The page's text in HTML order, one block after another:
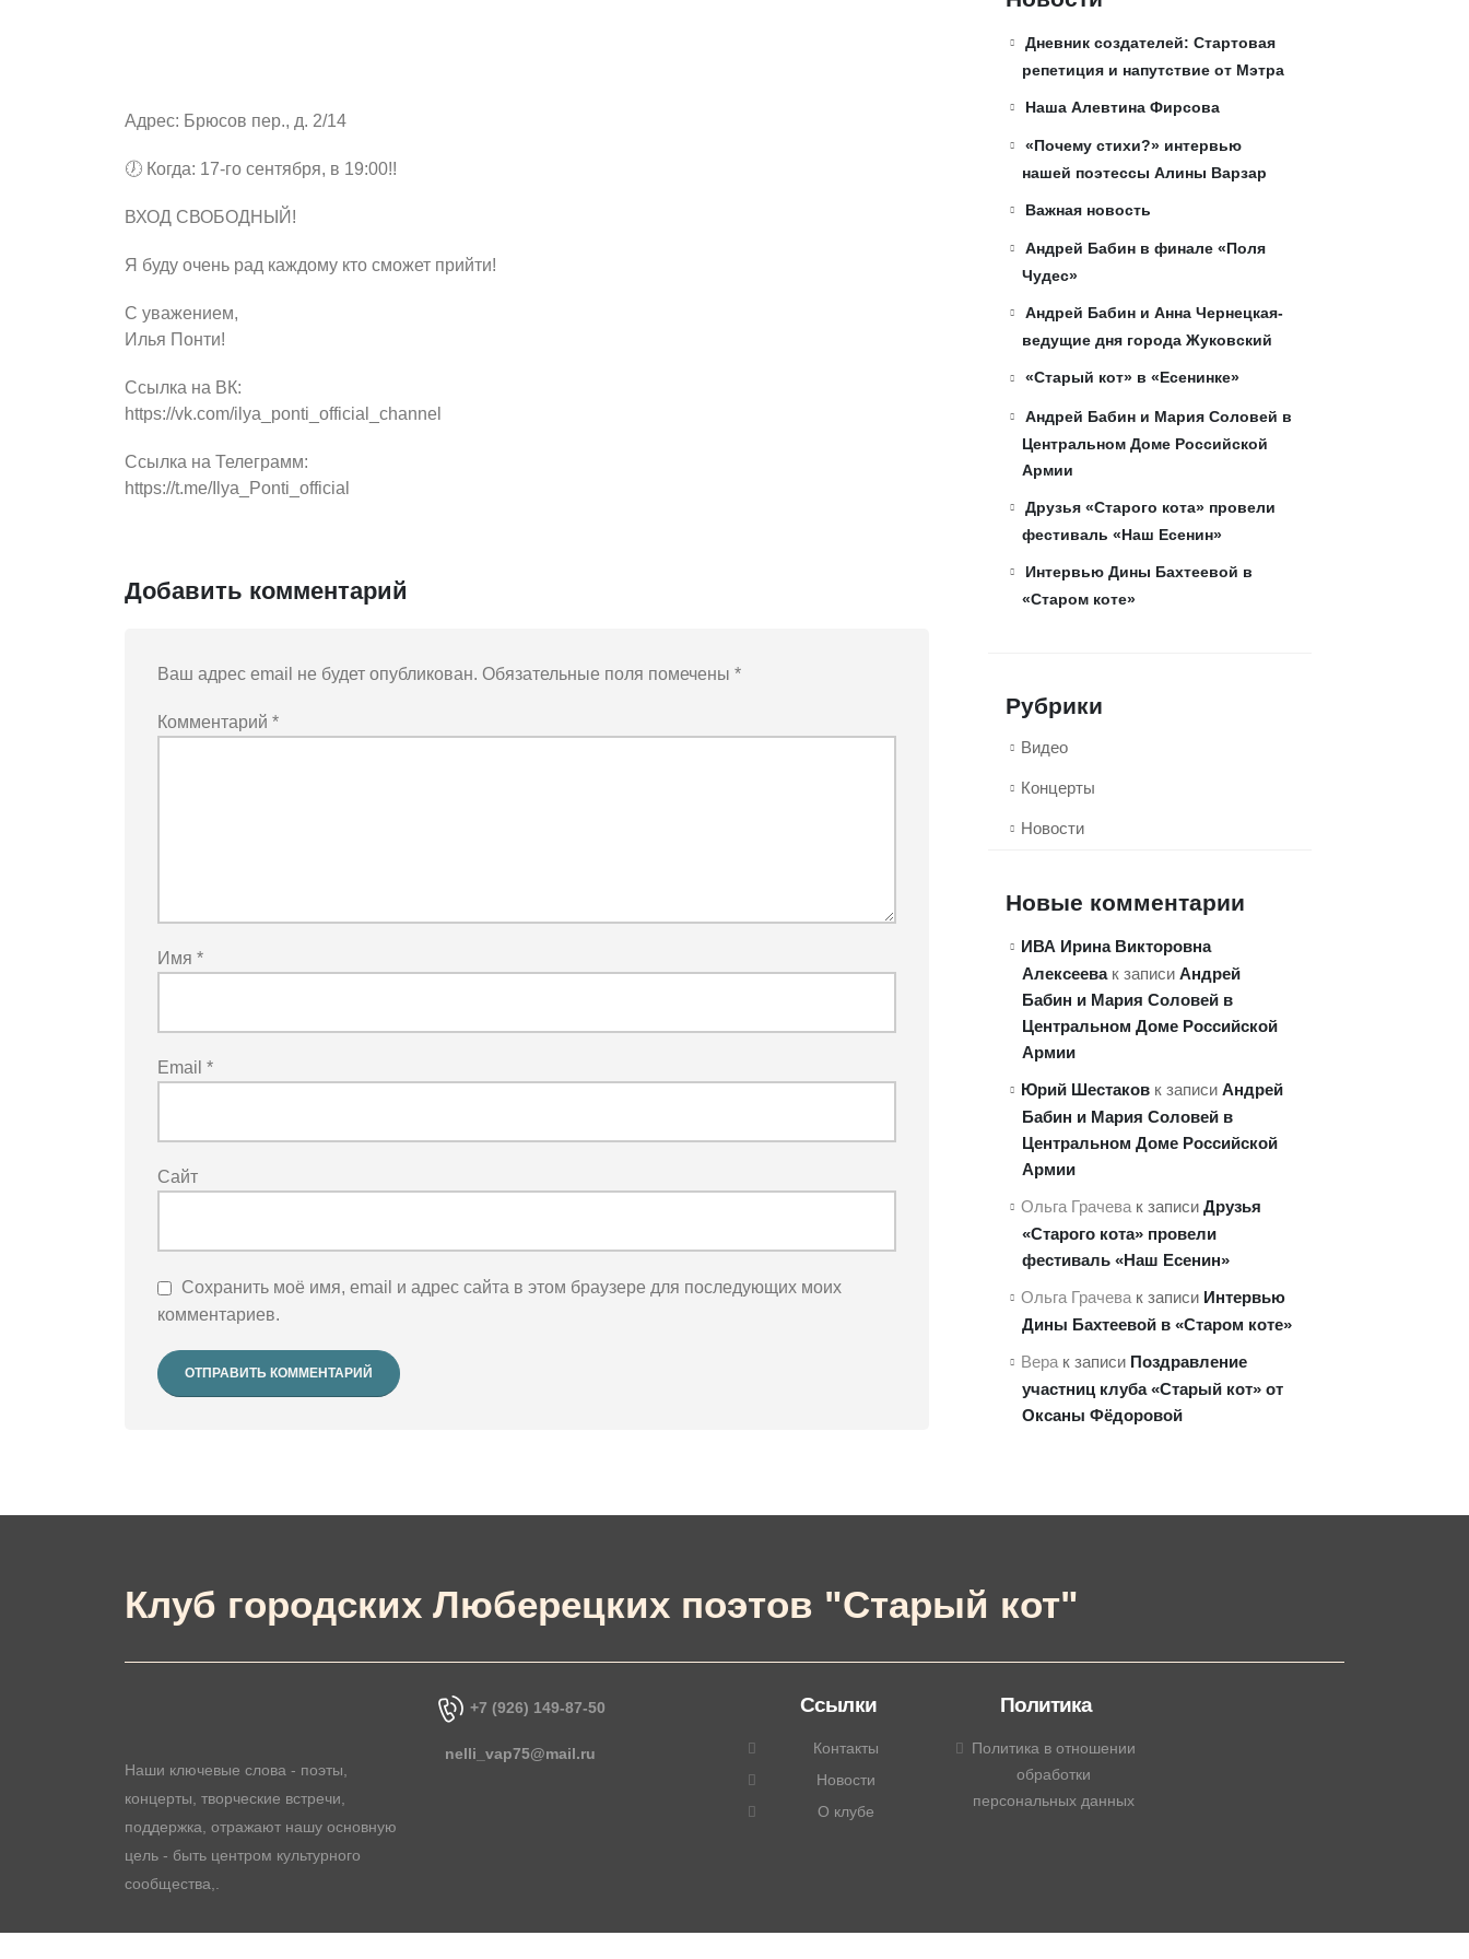
Адрес: Брюсов пер., д. 2/14
🕖 Когда: 17-го сентября, в 19:00!!
ВХОД СВОБОДНЫЙ!
Я буду очень рад каждому кто сможет прийти!
С уважением,
Илья Понти!
Ссылка на ВК:
https://vk.com/ilya_ponti_official_channel
Ссылка на Телеграмм:
https://t.me/Ilya_Ponti_official
Добавить комментарий
Ваш адрес email не будет опубликован. Обязательные поля помечены *
Комментарий *
Имя *
Email *
Сайт
Сохранить моё имя, email и адрес сайта в этом браузере для последующих моих
комментариев.
Дневник создателей: Стартовая
репетиция и напутствие от Мэтра
Наша Алевтина Фирсова
«Почему стихи?» интервью
нашей поэтессы Алины Варзар
Важная новость
Андрей Бабин в финале «Поля
Чудес»
Андрей Бабин и Анна Чернецкая-
ведущие дня города Жуковский
«Старый кот» в «Есенинке»
Андрей Бабин и Мария Соловей в
Центральном Доме Российской
Армии
Друзья «Старого кота» провели
фестиваль «Наш Есенин»
Интервью Дины Бахтеевой в
«Старом коте»
Рубрики
Видео
Концерты
Новости
Новые комментарии
ИВА Ирина Викторовна
Алексеевак записи Андрей
Бабин и Мария Соловей в
Центральном Доме Российской
Армии
Юрий Шестаков к записи Андрей
Бабин и Мария Соловей в
Центральном Доме Российской
Армии
Ольга Грачева к записи Друзья
«Старого кота» провели
фестиваль «Наш Есенин»
Ольга Грачевак записи Интервью
Дины Бахтеевой в «Старом коте»
Верак записи Поздравление
участниц клуба «Старый кот» от
Оксаны Фёдоровой
Клуб городских Люберецких поэтов "Старый кот"
Наши ключевые слова - поэты,
концерты, творческие встречи,
поддержка, отражают нашу основную
цель - быть центром культурного
сообщества,.
+7 (926) 149-87-50
nelli_vap75@mail.ru
Ссылки
Контакты
Новости
О клубе
Политика
Политика в отношении
обработки
персональных данных